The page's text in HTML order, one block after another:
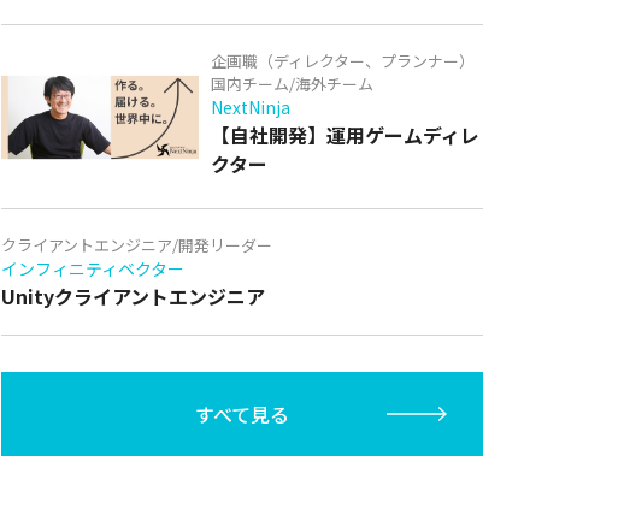
企画職（ディレクター、プランナー）
国内チーム/海外チーム
NextNinja
【自社開発】運用ゲームディレ
クター
クライアントエンジニア/開発リーダー
インフィニティベクター
Unityクライアントエンジニア
すべて見る